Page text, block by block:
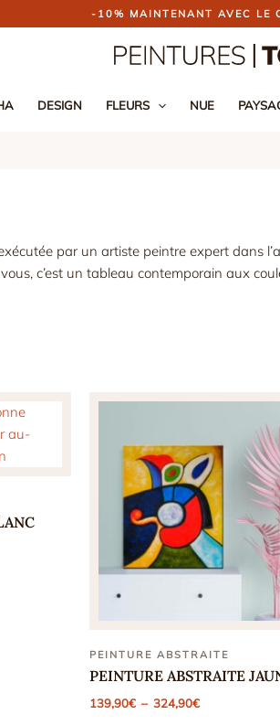
-10% MAINTENANT AVEC LE
DESIGN FLEURS NUE
par un artiste peintre expert dans
c’est un tableau contemporain aux
PEINTURE ABSTRAITE
PEINTURE ABSTRAITE
139,90€ – 324,90€Plage